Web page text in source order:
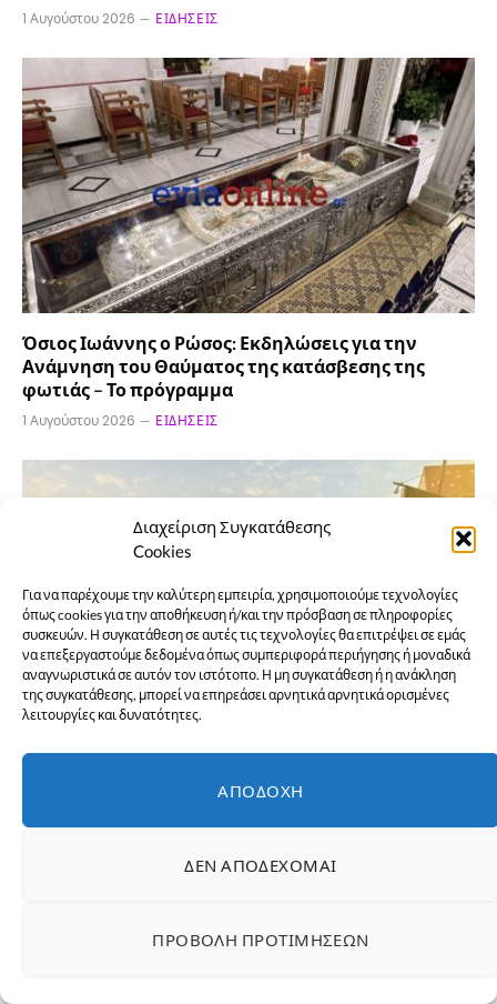
Διαχείριση Συγκατάθεσης
Cookies
Για να παρέχουμε την καλύτερη εμπειρία, χρησιμοποιούμε τεχνολογίες
όπως cookies για την αποθήκευση ή/και την πρόσβαση σε πληροφορίες
συσκευών. Η συγκατάθεση σε αυτές τις τεχνολογίες θα επιτρέψει σε εμάς
να επεξεργαστούμε δεδομένα όπως συμπεριφορά περιήγησης ή μοναδικά
αναγνωριστικά σε αυτόν τον ιστότοπο. Η μη συγκατάθεση ή η ανάκληση
της συγκατάθεσης, μπορεί να επηρεάσει αρνητικά αρνητικά ορισμένες
λειτουργίες και δυνατότητες.
ΑΠΟΔΟΧΉ
ΔΕΝ ΑΠΟΔΈΧΟΜΑΙ
ΠΡΟΒΟΛΉ ΠΡΟΤΙΜΉΣΕΩΝ
1 Αυγούστου 2026 ΕΙΔΉΣΕΙΣ
Όσιος Ιωάννης ο Ρώσος: Εκδηλώσεις για την
Ανάμνηση του Θαύματος της κατάσβεσης της
φωτιάς – Το πρόγραμμα
1 Αυγούστου 2026 ΕΙΔΉΣΕΙΣ
ΕΙΔΉΣΕΙΣ